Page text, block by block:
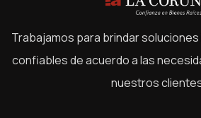
Trabajamos para brindar
confiables de acuerdo a las
nuestros